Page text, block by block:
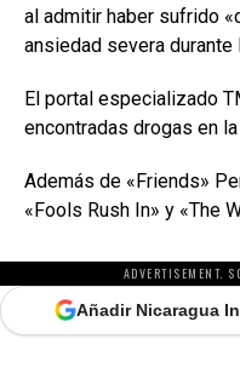
al admitir haber sufrido
ansiedad severa durante
El portal especializado
encontradas drogas en
Además de «Friends»
«Fools Rush In» y «The
ADVERTISEMENT.
Añadir Nicaragua